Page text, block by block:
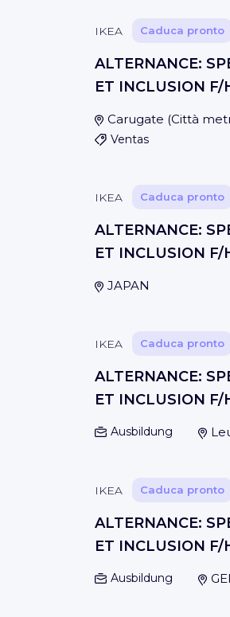
IKEA Caduca pronto
ALTERNANCE:
ET INCLUSION F/
Carugate (Città
Ventas
IKEA Caduca pronto
ALTERNANCE:
ET INCLUSION F/
JAPAN
IKEA Caduca pronto
ALTERNANCE:
ET INCLUSION F/
Ausbildung
IKEA Caduca pronto
ALTERNANCE:
ET INCLUSION F/
Ausbildung